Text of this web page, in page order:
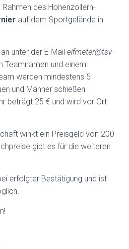
des Hohenzollern-
auf dem Sportgelände in
unter der E-Mail elfmeter@tsv-
Teamnamen und einem
werden mindestens 5
und Männer schießen
beträgt 25 € und wird vor Ort
winkt ein Preisgeld von 200
gibt es für die weiteren
erfolgter Bestätigung und ist